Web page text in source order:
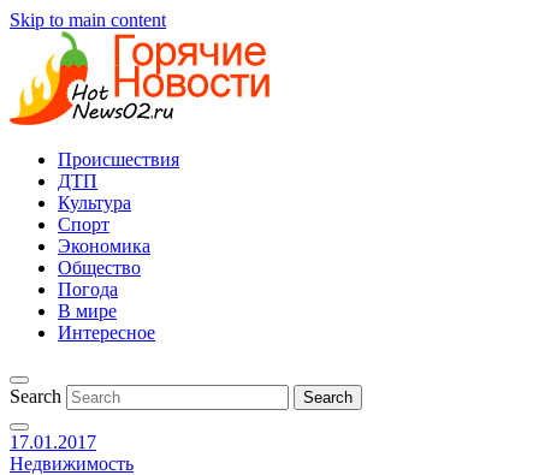
Skip to main content
Происшествия
ДТП
Культура
Спорт
Экономика
Общество
Погода
В мире
Интересное
Search
17.01.2017
Недвижимость